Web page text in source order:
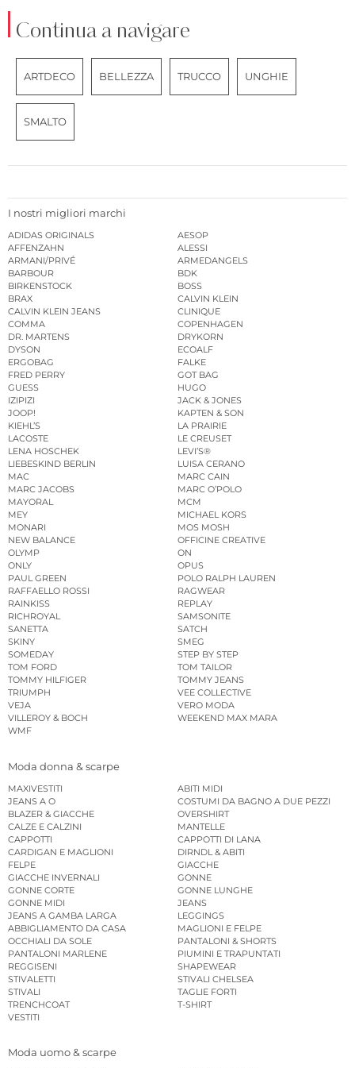
Continua a navigare
ARTDECO BELLEZZA TRUCCO UNGHIE
SMALTO
I nostri migliori marchi
ADIDAS ORIGINALS
AESOP
AFFENZAHN
ALESSI
ARMANI/PRIVÉ
ARMEDANGELS
BARBOUR
BDK
BIRKENSTOCK
BOSS
BRAX
CALVIN KLEIN
CALVIN KLEIN JEANS
CLINIQUE
COMMA
COPENHAGEN
DR. MARTENS
DRYKORN
DYSON
ECOALF
ERGOBAG
FALKE
FRED PERRY
GOT BAG
GUESS
HUGO
IZIPIZI
JACK & JONES
JOOP!
KAPTEN & SON
KIEHL’S
LA PRAIRIE
LACOSTE
LE CREUSET
LENA HOSCHEK
LEVI’S®
LIEBESKIND BERLIN
LUISA CERANO
MAC
MARC CAIN
MARC JACOBS
MARC O’POLO
MAYORAL
MCM
MEY
MICHAEL KORS
MONARI
MOS MOSH
NEW BALANCE
OFFICINE CREATIVE
OLYMP
ON
ONLY
OPUS
PAUL GREEN
POLO RALPH LAUREN
RAFFAELLO ROSSI
RAGWEAR
RAINKISS
REPLAY
RICHROYAL
SAMSONITE
SANETTA
SATCH
SKINY
SMEG
SOMEDAY
STEP BY STEP
TOM FORD
TOM TAILOR
TOMMY HILFIGER
TOMMY JEANS
TRIUMPH
VEE COLLECTIVE
VEJA
VERO MODA
VILLEROY & BOCH
WEEKEND MAX MARA
WMF
Moda donna & scarpe
MAXIVESTITI
ABITI MIDI
JEANS A O
COSTUMI DA BAGNO A DUE PEZZI
BLAZER & GIACCHE
OVERSHIRT
CALZE E CALZINI
MANTELLE
CAPPOTTI
CAPPOTTI DI LANA
CARDIGAN E MAGLIONI
DIRNDL & ABITI
FELPE
GIACCHE
GIACCHE INVERNALI
GONNE
GONNE CORTE
GONNE LUNGHE
GONNE MIDI
JEANS
JEANS A GAMBA LARGA
LEGGINGS
ABBIGLIAMENTO DA CASA
MAGLIONI E FELPE
OCCHIALI DA SOLE
PANTALONI & SHORTS
PANTALONI MARLENE
PIUMINI E TRAPUNTATI
REGGISENI
SHAPEWEAR
STIVALETTI
STIVALI CHELSEA
STIVALI
TAGLIE FORTI
TRENCHCOAT
T-SHIRT
VESTITI
Moda uomo & scarpe